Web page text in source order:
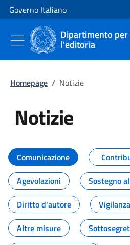
Vai al contenuto
Vai alla navigazione del sito
Governo Italiano
Dipartimento
l'editoria
Homepage / Notizie
Notizie
Tutti i contenuti
Comunicazione
Agevolazioni
Sostegno
Diritto d'autore
Altre misure